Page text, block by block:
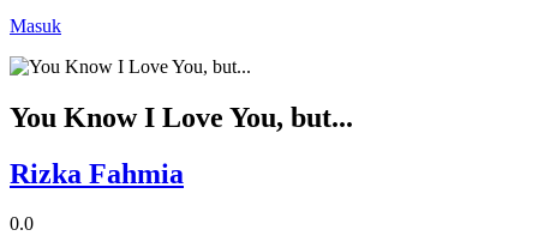
Masuk
You Know I Love You, but...
Rizka Fahmia
0.0